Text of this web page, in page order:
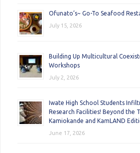
Ofunato’s~ Go-To Seafood
July 15, 2026
Building Up Multicultural
Workshops
July 2, 2026
Iwate High School Students
Research Facilities! Beyond the
Kamiokande and KamLAND
June 17, 2026